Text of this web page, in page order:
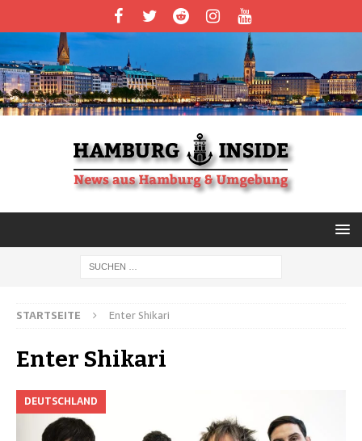
STARTSEITE Enter Shikari
Enter Shikari
DEUTSCHLAND